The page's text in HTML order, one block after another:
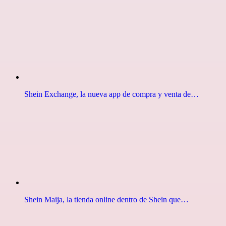
Shein Exchange, la nueva app de compra y venta de…
Shein Maija, la tienda online dentro de Shein que…